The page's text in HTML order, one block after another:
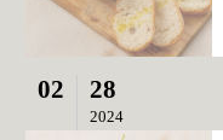
02 28
2024